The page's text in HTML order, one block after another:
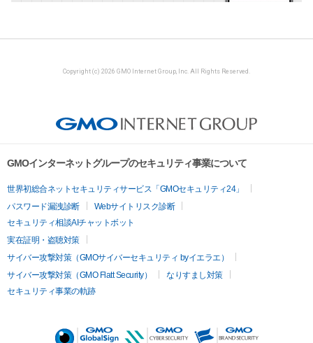
Copyright (c) 2026 GMO Internet Group, Inc. All Rights Reserved.
GMOインターネットグループのセキュリティ事業について
世界初総合ネットセキュリティサービス「GMOセキュリティ24」
パスワード漏洩診断
Webサイトリスク診断
セキュリティ相談AIチャットボット
実在証明・盗聴対策
サイバー攻撃対策（GMOサイバーセキュリティ byイエラエ）
サイバー攻撃対策（GMO Flatt Security）
なりすまし対策
セキュリティ事業の軌跡